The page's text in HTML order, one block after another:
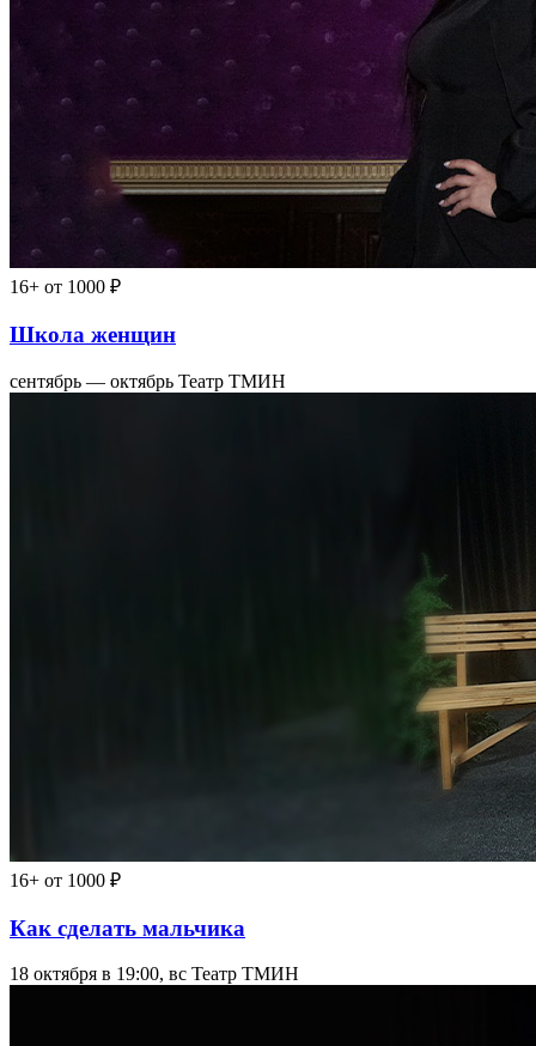
16+ от 1000 ₽
Школа женщин
сентябрь — октябрь Театр ТМИН
16+ от 1000 ₽
Как сделать мальчика
18 октября в 19:00, вс Театр ТМИН